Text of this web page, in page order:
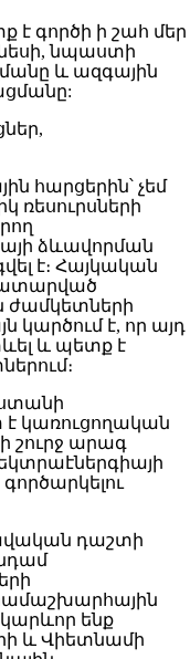
է գործի ի շահ մեր
նպաստի
և ազգային
հարցերին՝ չեմ
ռեսուրսների
ձևավորման
է։ Հայկական
ժամկետների
կարծում է, որ այդ
և պետք է
կառուցողական
շուրջ արագ
դաշտի
ենք
և Վիետնամի